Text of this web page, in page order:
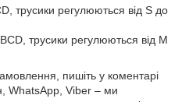
трусики регулюються від S до
трусики регулюються від M
пишіть у коментарі
WhatsApp, Viber – ми